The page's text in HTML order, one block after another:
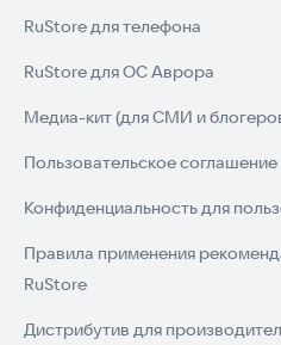
RuStore для телефона
RuStore для ОС Аврора
Медиа-кит (для СМИ и
Пользовательское соглашение
Конфиденциальность для
Правила применения
RuStore
Дистрибутив для